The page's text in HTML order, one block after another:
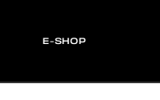
E-SHOP